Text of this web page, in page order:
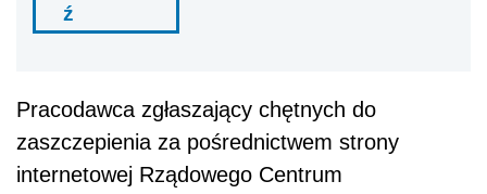
ź
Pracodawca zgłaszający chętnych do
zaszczepienia za pośrednictwem strony
internetowej Rządowego Centrum